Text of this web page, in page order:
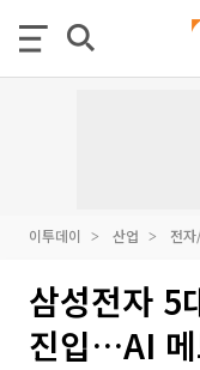
이투데이 산업 전
삼성전자 5
진입…AI 메